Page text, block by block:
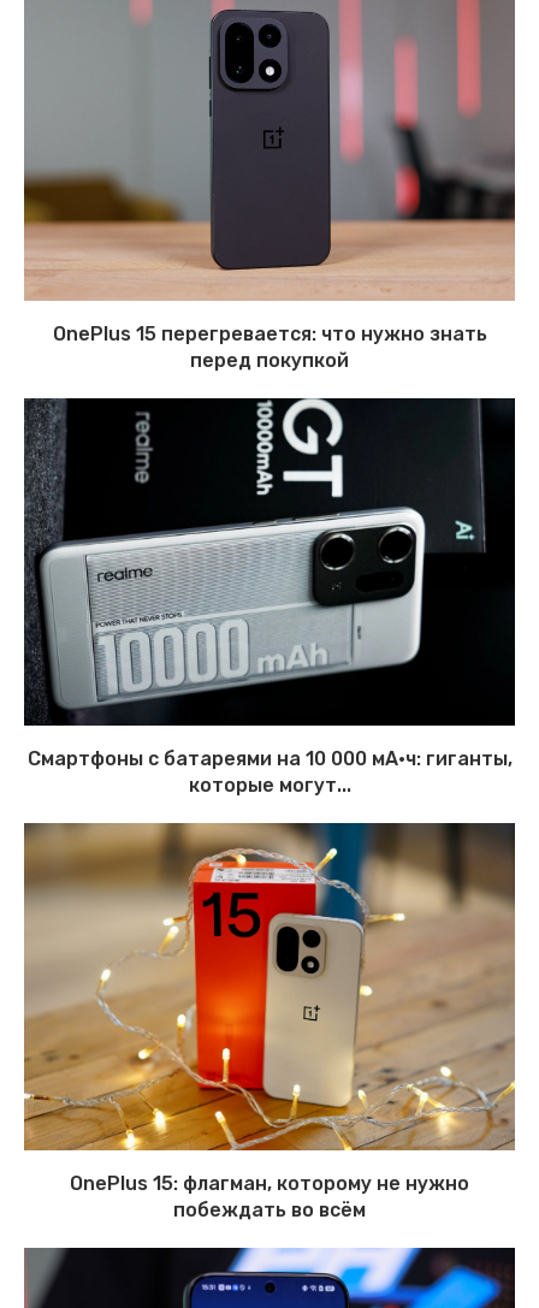
OnePlus 15 перегревается: что нужно знать
перед покупкой
Смартфоны с батареями на 10 000 мА·ч: гиганты,
которые могут...
OnePlus 15: флагман, которому не нужно
побеждать во всём